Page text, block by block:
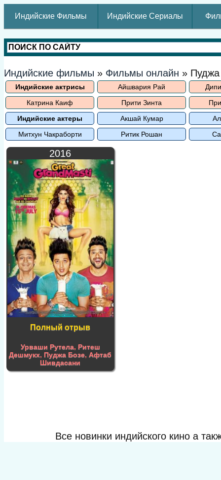
Индийские Фильмы Индийские Сериалы
Индийские фильмы » Фильмы онлайн »
Индийские актрисы Айшвария Рай
Катрина Каиф
Прити Зинта
Индийские актеры
Акшай Кумар
Митхун Чакраборти
Ритик Рошан
2016
Полный отрыв
Урваши Рутела, Ритеш
Дешмукх,Пуджа Бозе,Афтаб
Шивдасани
Все новинки индийского кино а